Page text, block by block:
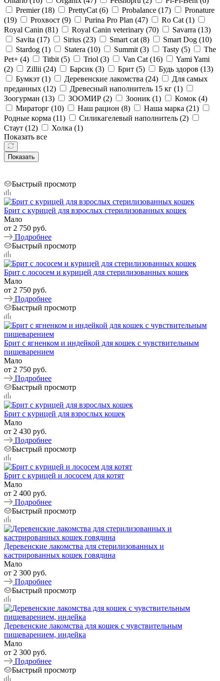
Premier (18) PrettyCat (6) Probalance (17)
Pronature
(19) Proхвост (9) Purina Pro Plan (47) Ro Cat (1)
Royal Canin (81) Royal Canin veterinary (70) Savarra (13)
Savita (17) Sirius (23) Smart cat (8) Smart Dog (10)
Stardog (1) Statera (10) Summit (3) Tasty (5)
The
Pet+ (4) Titbit (5) Triol (3) Van Cat (16)
Yami Yami
(2) Zillii (24) Барсик (3) Брит (5) Будь здоров (13)
Бумкэт (1) Деревенские лакомства (24)
Для самых
преданных (12) Древесный наполнитель 15 кг (1)
Зоогурман (13) ЗООМИР (2) Зооник (1) Комок (4)
Мираторг (10) Наш рацион (8) Наша марка (21)
Родные корма (11) Силикагелевый наполнитель (2)
Стаут (12) Холка (1)
Показать все
Показать
Быстрый просмотр
Брит с курицей для взрослых стерилизованных кошек
Мало
от 2 750 руб.
Подробнее
Быстрый просмотр
Брит с лососем и курицей для стерилизованных кошек
Мало
от 2 750 руб.
Подробнее
Быстрый просмотр
Брит с ягненком и индейкой для кошек с чувствительным
пищеварением
Мало
от 2 750 руб.
Подробнее
Быстрый просмотр
Брит с курицей для взрослых кошек
Мало
от 2 430 руб.
Подробнее
Быстрый просмотр
Брит с курицей и лососем для котят
Мало
от 2 400 руб.
Подробнее
Быстрый просмотр
Деревенские лакомства для стерилизованных и
кастрированных кошек говядина
Мало
от 2 300 руб.
Подробнее
Быстрый просмотр
Деревенские лакомства для кошек с чувствительным
пищеварением, индейка
Мало
от 2 300 руб.
Подробнее
Быстрый просмотр